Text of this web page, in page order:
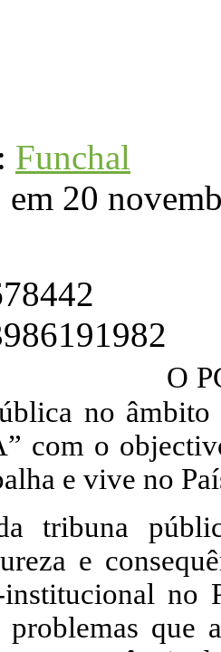
Funchal
20
O
no
com o
e vive no
tribuna
e
no
que